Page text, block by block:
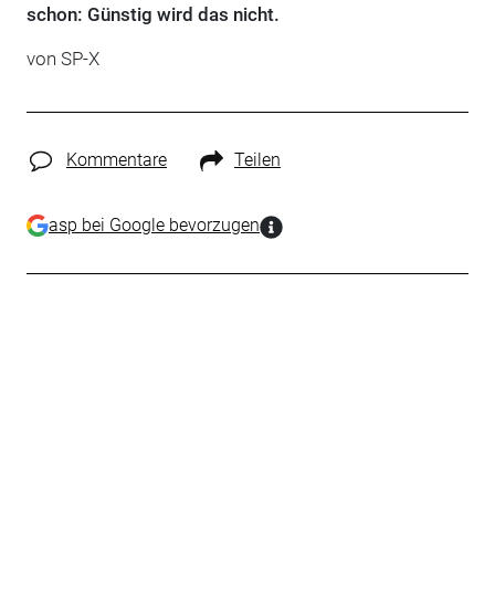
schon: Günstig wird das nicht.
von SP-X
Kommentare Teilen
asp bei Google bevorzugen